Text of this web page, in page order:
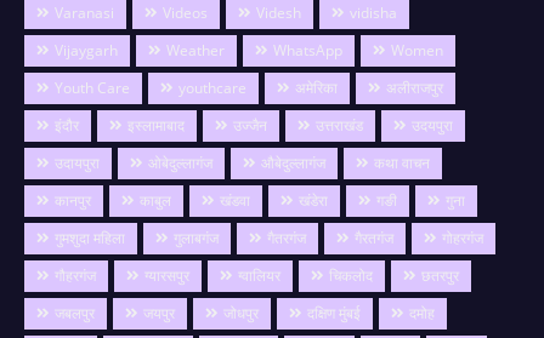
Varanasi
Videos Videsh
vidisha
Vijaygarh
Weather WhatsApp
Women
Youth Care
youthcare अमेरिका
अलीराजपुर
इंदौर
इस्लामाबाद उज्जैन उत्तराखंड
उदयपुरा
उदायपुरा
ओबेदुल्लागंज औबेदुल्लागंज
कथा वाचन
कानपुर
काबुल खंडवा खंडेरा गङी
गुना
गुमशुदा महिला
गुलाबगंज गैतरगंज गैरतगंज
गोहरगंज
गौहरगंज
ग्यारसपुर ग्वालियर चिकलोद
छतरपुर
जबलपुर
जयपुर जोधपुर दक्षिण मुंबई
दमोह